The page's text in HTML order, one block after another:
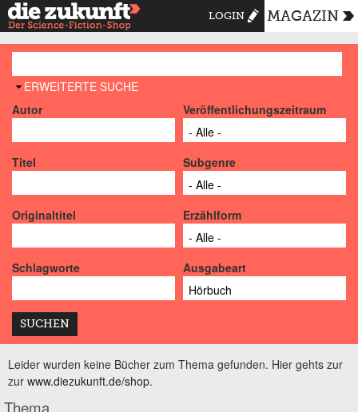
LOGIN MAGAZIN
AUSBLENDEN
ERWEITERTE SUCHE
Autor
Veröffentlichungszeitraum
Titel Subgenre
Originaltitel Erzählform
Schlagworte Ausgabeart
Leider wurden keine Bücher zum Thema gefunden. Hier gehts zur
zur www.diezukunft.de/shop.
Thema